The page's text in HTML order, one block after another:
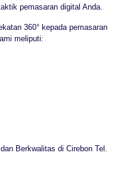
pemasaran digital Anda.
360° kepada pemasaran
meliputi:
Berkwalitas di Cirebon Tel.